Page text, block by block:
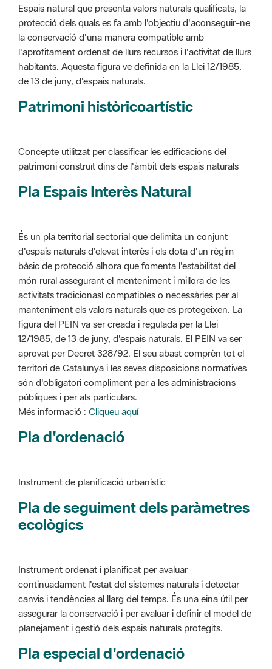
l'aprofitament ordenat de llurs recursos i l'activitat de llurs
habitants. Aquesta figura ve definida en la Llei 12/1985,
de 13 de juny, d'espais naturals.
Patrimoni històricoartístic
Concepte utilitzat per classificar les edificacions del
Pla Espais Interès Natural
És un pla territorial sectorial que delimita un conjunt
món rural assegurant el menteniment i millora de les
activitats tradicionasl compatibles o necessàries per al
manteniment els valors naturals que es protegeixen. La
figura del PEIN va ser creada i regulada per la Llei
12/1985, de 13 de juny, d'espais naturals. El PEIN va ser
aprovat per Decret 328/92. El seu abast comprèn tot el
territori de Catalunya i les seves disposicions normatives
són d'obligatori compliment per a les administracions
públiques i per als particulars.
Més informació :Cliqueu aquí
Pla d'ordenació
Instrument de planificació urbanístic
ecològics
Instrument ordenat i planificat per avaluar
assegurar la conservació i per avaluar i definir el model de
planejament i gestió dels espais naturals protegits.
Pla especial d'ordenació
Instrument de planificació urbanístic